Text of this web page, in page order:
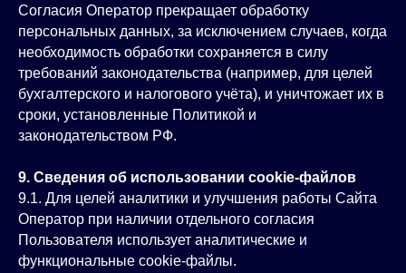
Согласия Оператор прекращает обработку
персональных данных, за исключением случаев, когда
необходимость обработки сохраняется в силу
требований законодательства (например, для целей
бухгалтерского и налогового учёта), и уничтожает их в
сроки, установленные Политикой и
законодательством РФ.
9. Сведения об использовании cookie‑файлов
9.1. Для целей аналитики и улучшения работы Сайта
Оператор при наличии отдельного согласия
Пользователя использует аналитические и
функциональные cookie‑файлы.